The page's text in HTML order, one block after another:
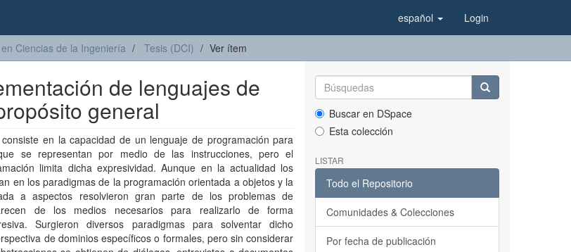
español Login
Ciencias de la Ingeniería Tesis (DCI) Ver ítem
de lenguajes de
general
en la capacidad de un lenguaje de programación para
se representan por medio de las instrucciones, pero el
limita dicha expresividad. Aunque en la actualidad los
en los paradigmas de la programación orientada a objetos y la
a aspectos resolvieron gran parte de los problemas de
de los medios necesarios para realizarlo de forma
Surgieron diversos paradigmas para solventar dicho
de dominios específicos o formales, pero sin considerar
Buscar en DSpace
Esta colección
LISTAR
Todo el Repositorio
Comunidades & Colecciones
Por fecha de publicación